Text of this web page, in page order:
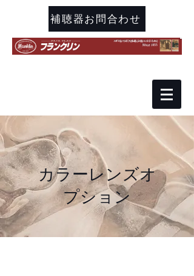
補聴器お問合わせ
​カラーレンズオ
プション